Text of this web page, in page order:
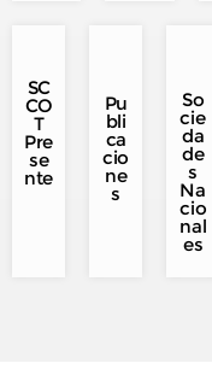
SC
CO
T
Pre
se
nte
Pu
bli
ca
cio
ne
s
So
cie
da
de
s
Na
cio
nal
es